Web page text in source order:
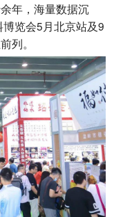
年，海量数据沉
览会5月北京站及9
列。